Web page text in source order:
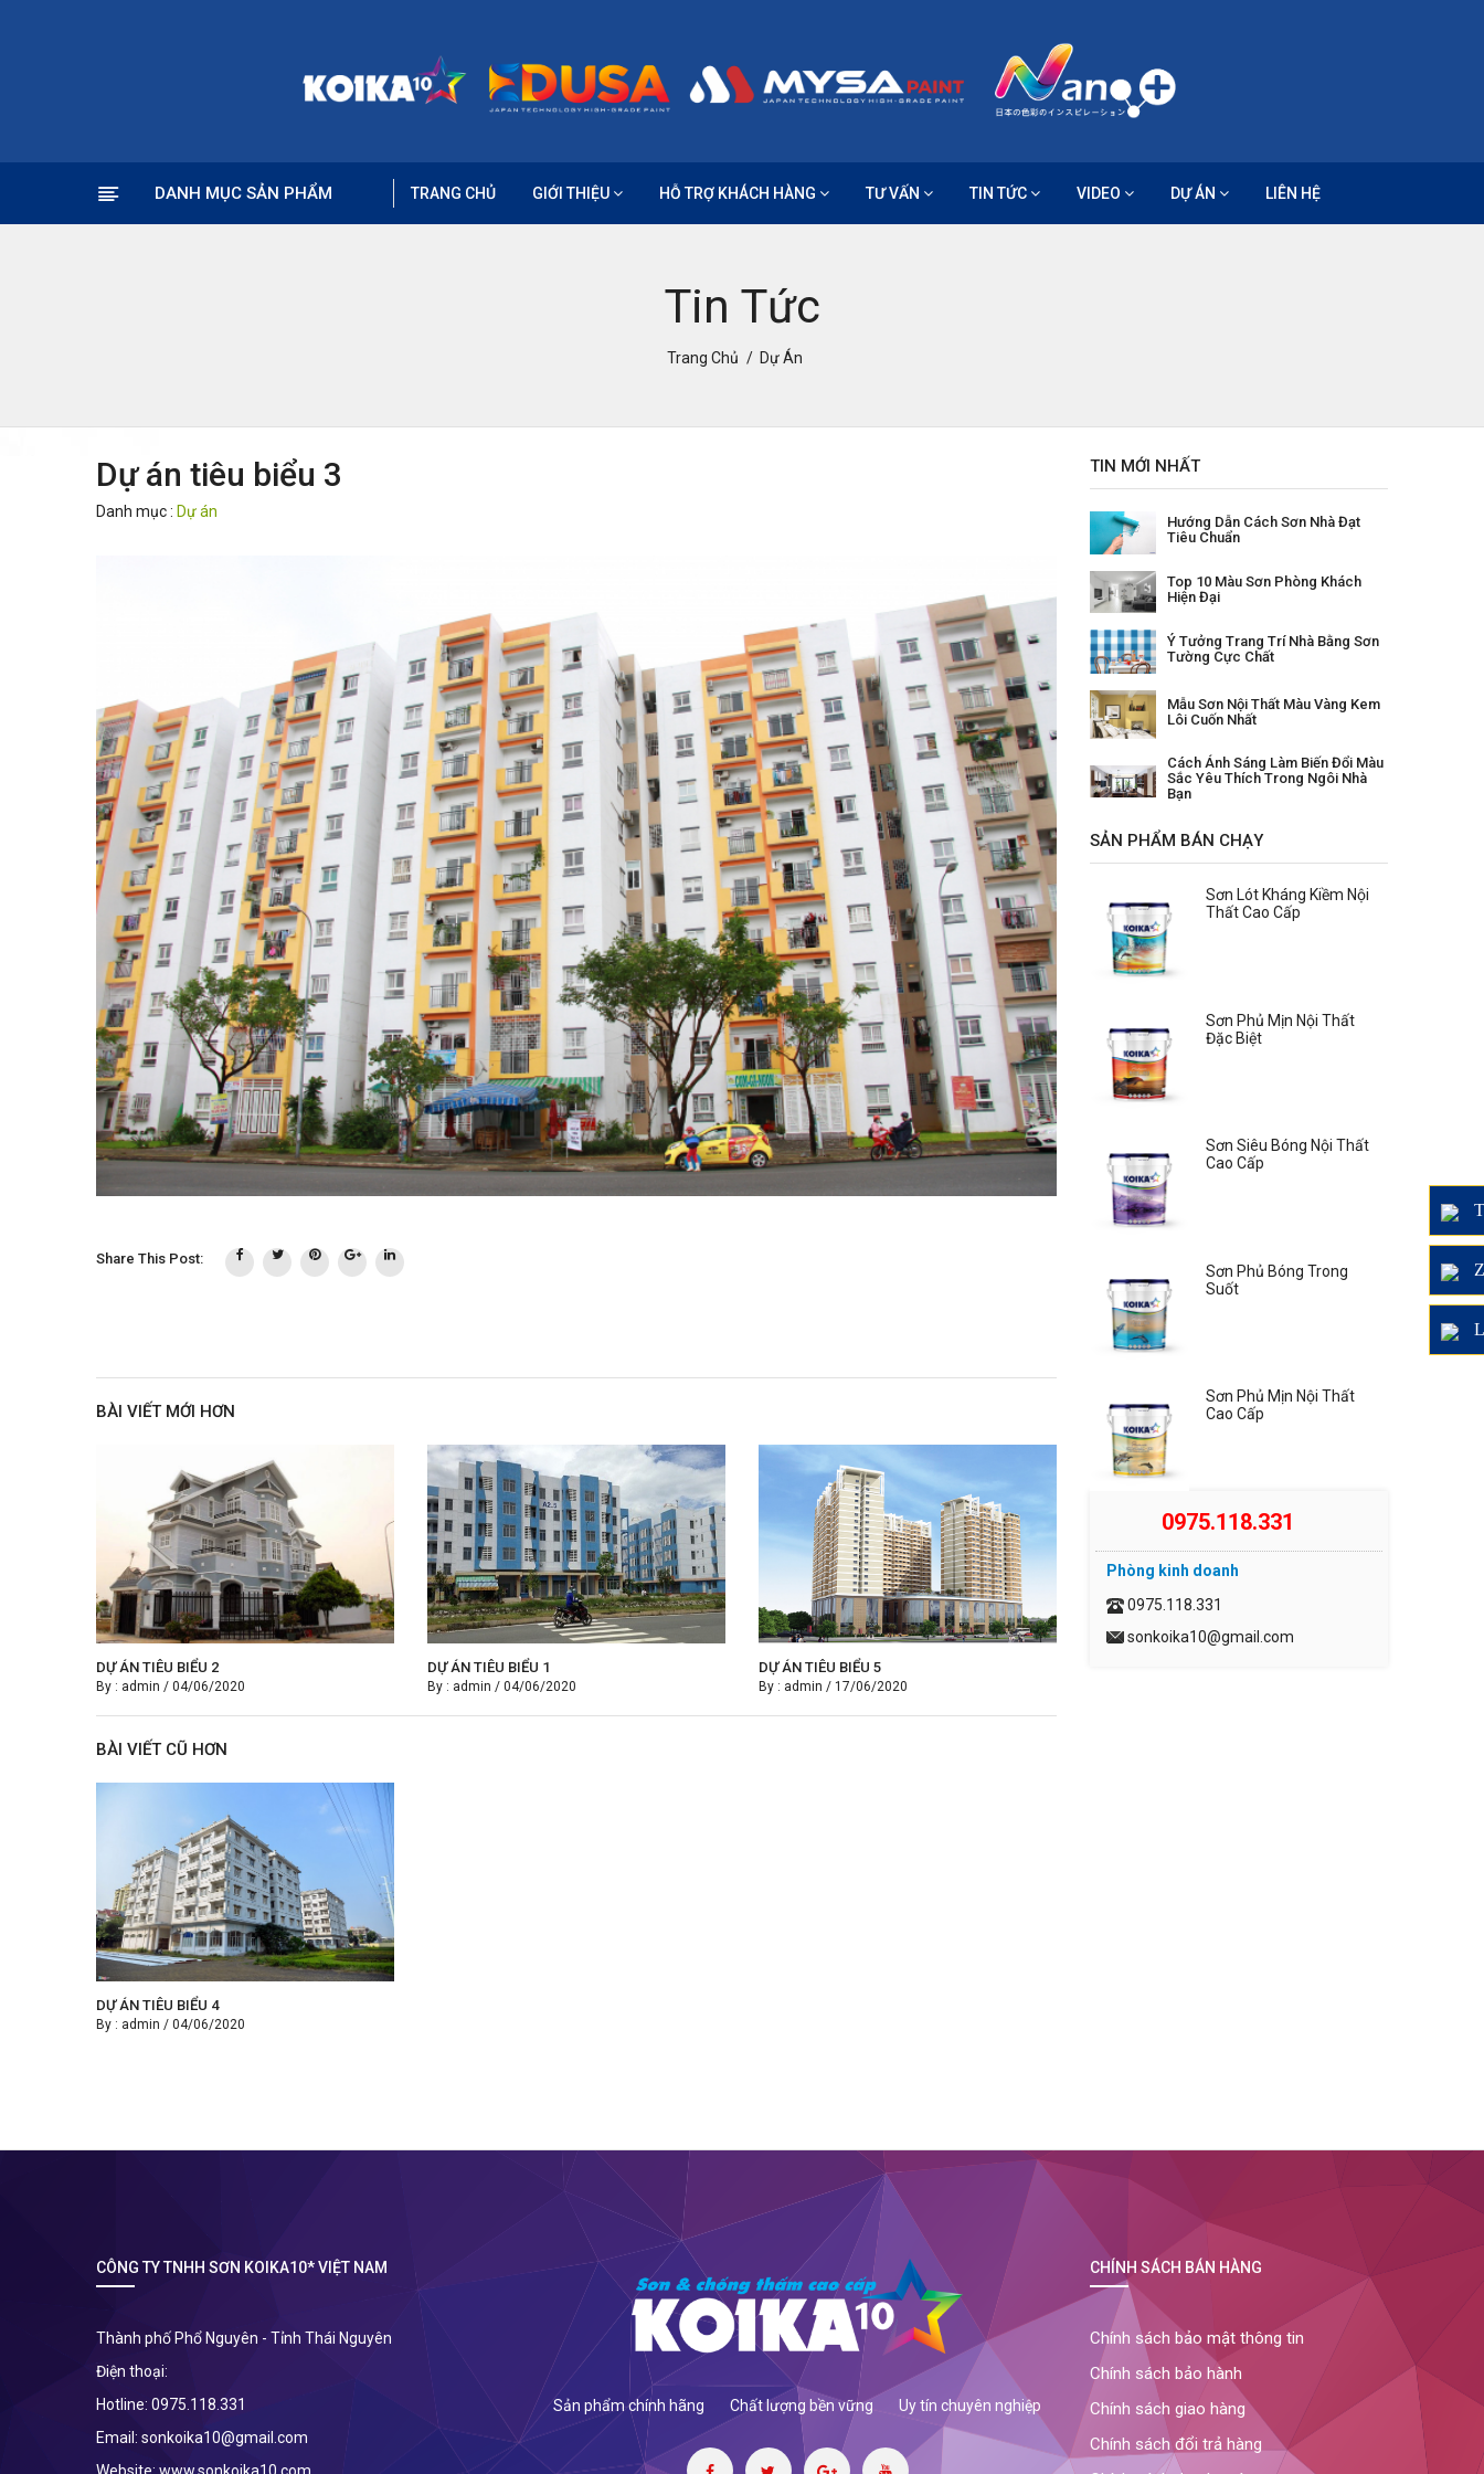
DANH MỤC SẢN PHẨM TRANG CHỦ GIỚI THIỆU HỖ TRỢ KHÁCH HÀNG TƯ VẤN TIN TỨC VIDEO DỰ ÁN LIÊN HỆ
Tin Tức
Trang Chủ Dự Án
Dự án tiêu biểu 3
Danh mục : Dự án
Share This Post:
BÀI VIẾT MỚI HƠN
DỰ ÁN TIÊU BIỂU 2
By : admin / 04/06/2020
DỰ ÁN TIÊU BIỂU 1
By : admin / 04/06/2020
DỰ ÁN TIÊU BIỂU 5
By : admin / 17/06/2020
BÀI VIẾT CŨ HƠN
DỰ ÁN TIÊU BIỂU 4
By : admin / 04/06/2020
TIN MỚI NHẤT
Hướng Dẫn Cách Sơn Nhà Đạt
Tiêu Chuẩn
Top 10 Màu Sơn Phòng Khách
Hiện Đại
Ý Tưởng Trang Trí Nhà Bằng Sơn
Tường Cực Chất
Mẫu Sơn Nội Thất Màu Vàng Kem
Lôi Cuốn Nhất
Cách Ánh Sáng Làm Biến Đổi Màu
Sắc Yêu Thích Trong Ngôi Nhà
Bạn
SẢN PHẨM BÁN CHẠY
Sơn Lót Kháng Kiềm Nội
Thất Cao Cấp
Sơn Phủ Mịn Nội Thất
Đặc Biệt
Sơn Siêu Bóng Nội Thất
Cao Cấp
Sơn Phủ Bóng Trong
Suốt
Sơn Phủ Mịn Nội Thất
Cao Cấp
0975.118.331
Phòng kinh doanh
0975.118.331
sonkoika10@gmail.com
CÔNG TY TNHH SƠN KOIKA10* VIỆT NAM
Thành phố Phổ Nguyên - Tỉnh Thái Nguyên
Điện thoại:
Hotline: 0975.118.331
Email: sonkoika10@gmail.com
Website: www.sonkoika10.com
Sản phẩm chính hãng Chất lượng bền vững Uy tín chuyên nghiệp
CHÍNH SÁCH BÁN HÀNG
Chính sách bảo mật thông tin
Chính sách bảo hành
Chính sách giao hàng
Chính sách đổi trả hàng